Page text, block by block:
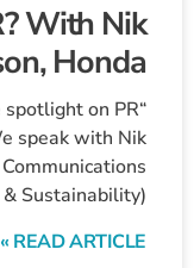
With Nik
Honda
spotlight on PR
speak with Nik
Sustainability)
READ ARTICLE »